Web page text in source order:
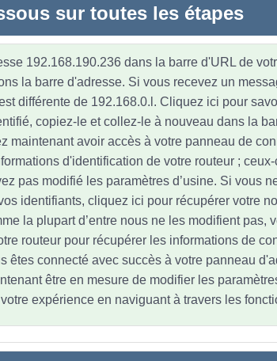
sur toutes les étapes
192.168.190.236 dans la barre d'URL de
la barre d'adresse. Si vous recevez un
différente de 192.168.0.l. Cliquez ici pour
copiez-le et collez-le à nouveau dans la
maintenant avoir accès à votre panneau de
d'identification de votre routeur ;
pas modifié les paramètres d’usine. Si vous
identifiants, cliquez ici pour récupérer votre
la plupart d’entre nous ne les modifient pas,
routeur pour récupérer les informations de
êtes connecté avec succès à votre panneau
être en mesure de modifier les
expérience en naviguant à travers les